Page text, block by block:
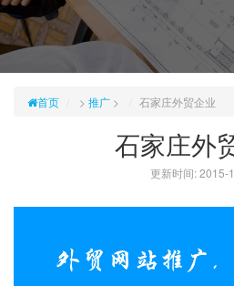
首页 > 推广 > 石家庄外贸企业
石家庄外
更新时间: 2015-